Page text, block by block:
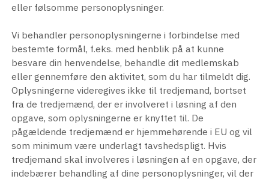
eller følsomme personoplysninger.
Vi behandler personoplysningerne i forbindelse med
bestemte formål, f.eks. med henblik på at kunne
besvare din henvendelse, behandle dit medlemskab
eller gennemføre den aktivitet, som du har tilmeldt dig.
Oplysningerne videregives ikke til tredjemand, bortset
fra de tredjemænd, der er involveret i løsning af den
opgave, som oplysningerne er knyttet til. De
pågældende tredjemænd er hjemmehørende i EU og vil
som minimum være underlagt tavshedspligt. Hvis
tredjemand skal involveres i løsningen af en opgave, der
indebærer behandling af dine personoplysninger, vil der